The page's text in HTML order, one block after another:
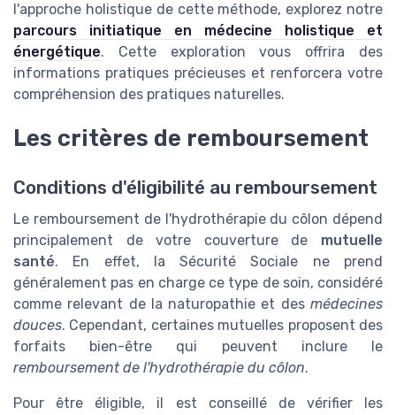
l'approche holistique de cette méthode, explorez notre
parcours initiatique en médecine holistique et
énergétique. Cette exploration vous offrira des
informations pratiques précieuses et renforcera votre
compréhension des pratiques naturelles.
Les critères de remboursement
Conditions d'éligibilité au remboursement
Le remboursement de l'hydrothérapie du côlon dépend
principalement de votre couverture de mutuelle
santé. En effet, la Sécurité Sociale ne prend
généralement pas en charge ce type de soin, considéré
comme relevant de la naturopathie et des médecines
douces. Cependant, certaines mutuelles proposent des
forfaits bien-être qui peuvent inclure le
remboursement de l'hydrothérapie du côlon.
Pour être éligible, il est conseillé de vérifier les